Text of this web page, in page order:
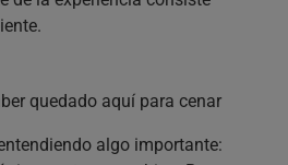
quedado aquí para cenar
algo importante: